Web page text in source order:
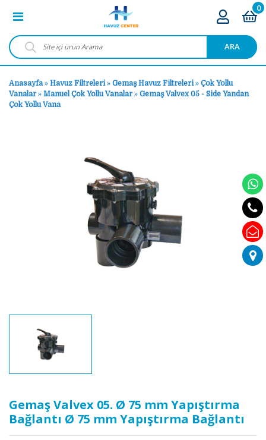
ARA
0
Anasayfa» Havuz Filtreleri» Gemaş Havuz Filtreleri» Çok Yollu
Vanalar» Manuel Çok Yollu Vanalar» Gemaş Valvex 05 - Side Yandan
Çok Yollu Vana
Gemaş Valvex 05. Ø 75 mm Yapıştırma
Bağlantı Ø 75 mm Yapıştırma Bağlantı